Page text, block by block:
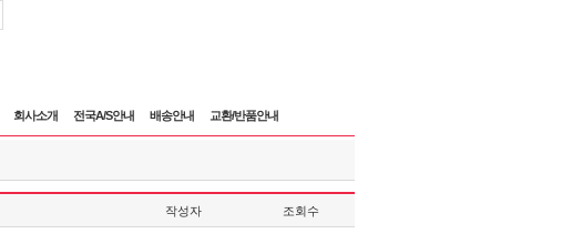
회사소개 전국A/S안내 배송안내 교환/반품안내
작성자 조회수